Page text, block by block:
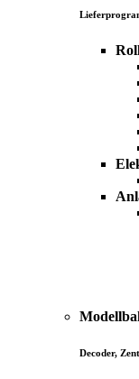
Decoder,